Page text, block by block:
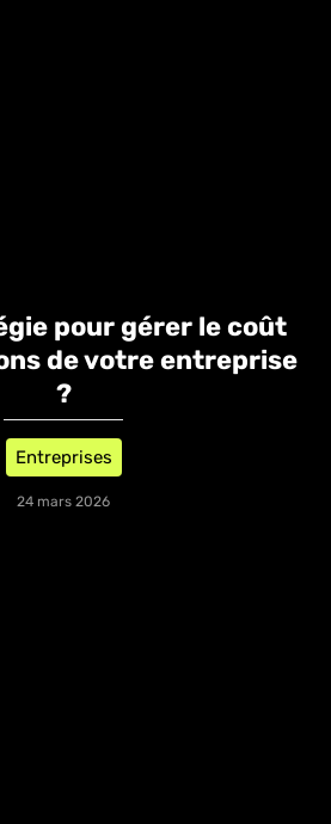
pour gérer le coût
de votre entreprise
?
Entreprises
24 mars 2026